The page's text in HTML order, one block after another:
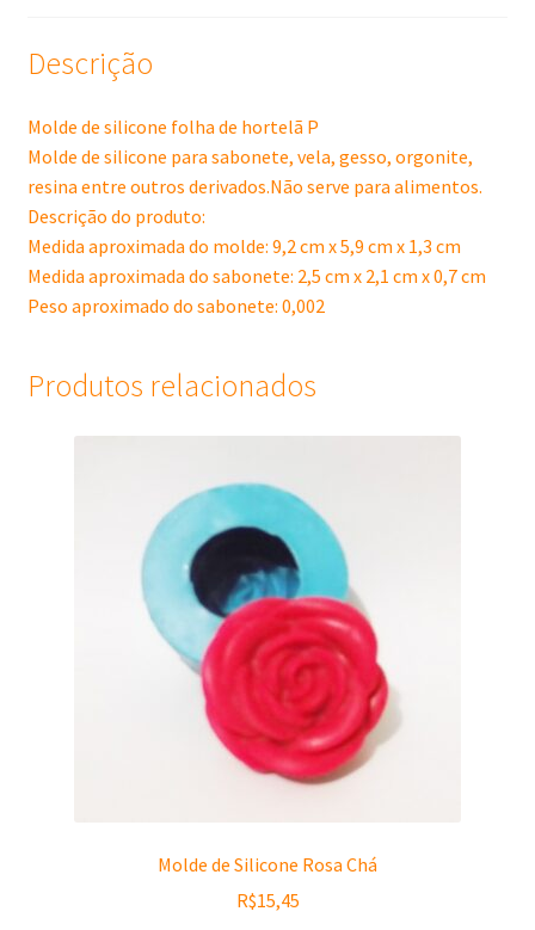
Descrição
Molde de silicone folha de hortelã P
Molde de silicone para sabonete, vela, gesso, orgonite,
resina entre outros derivados.Não serve para alimentos.
Descrição do produto:
Medida aproximada do molde: 9,2 cm x 5,9 cm x 1,3 cm
Medida aproximada do sabonete: 2,5 cm x 2,1 cm x 0,7 cm
Peso aproximado do sabonete: 0,002
Produtos relacionados
Molde de Silicone Rosa Chá
R$15,45